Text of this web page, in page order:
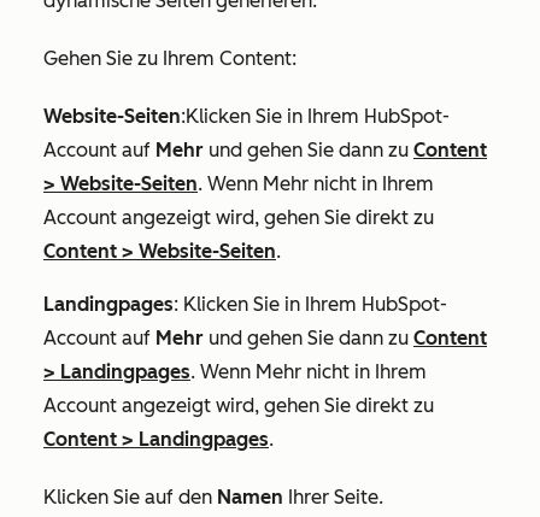
Gehen Sie zu Ihrem Content:
Website-Seiten:Klicken Sie in Ihrem HubSpot-
Account auf Mehr und gehen Sie dann zu Content
> Website-Seiten. Wenn Mehr nicht in Ihrem
Account angezeigt wird, gehen Sie direkt zu
Content > Website-Seiten.
Landingpages: Klicken Sie in Ihrem HubSpot-
Account auf Mehr und gehen Sie dann zu Content
> Landingpages. Wenn Mehr nicht in Ihrem
Account angezeigt wird, gehen Sie direkt zu
Content > Landingpages.
Klicken Sie auf den Namen Ihrer Seite.